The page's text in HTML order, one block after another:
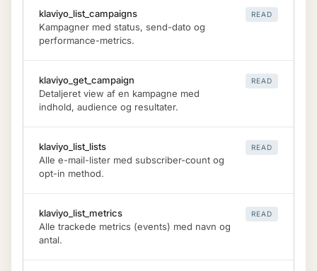
klaviyo_list_campaigns
Kampagner med status, send-dato og
performance-metrics.
READ
klaviyo_get_campaign
Detaljeret view af en kampagne med
indhold, audience og resultater.
READ
klaviyo_list_lists
Alle e-mail-lister med subscriber-count og
opt-in method.
READ
klaviyo_list_metrics
Alle trackede metrics (events) med navn og
antal.
READ